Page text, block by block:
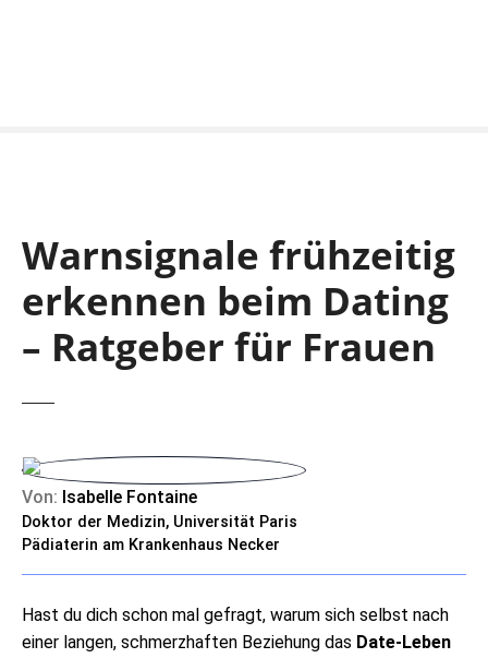
Warnsignale frühzeitig
erkennen beim Dating
– Ratgeber für Frauen
Von: Isabelle Fontaine
Doktor der Medizin, Universität Paris
Pädiaterin am Krankenhaus Necker
Hast du dich schon mal gefragt, warum sich selbst nach
einer langen, schmerzhaften Beziehung das Date-Leben